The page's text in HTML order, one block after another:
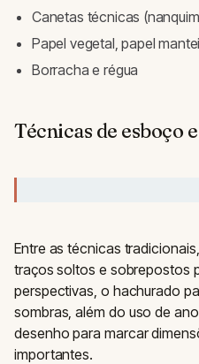
Canetas técnicas
Papel vegetal, papel
Borracha e régua
Técnicas de esboço
Entre as técnicas
traços soltos e sobrepostos
perspectivas, o hachurado
sombras, além do uso de
desenho para marcar
importantes.